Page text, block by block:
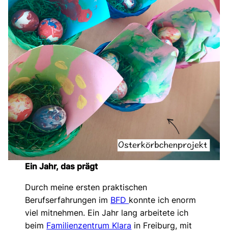
Ein Jahr, das prägt
Durch meine ersten praktischen
Berufserfahrungen im BFD konnte ich enorm
viel mitnehmen. Ein Jahr lang arbeitete ich
beim Familienzentrum Klara in Freiburg, mit